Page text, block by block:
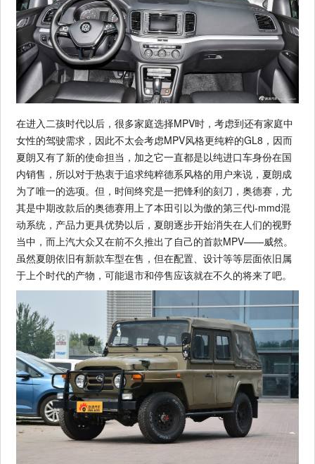
在进入二孩时代以后，很多家庭选择MPV时，考虑到还有家庭中
女性的驾驶需求，因此不太会考虑MPV风格更纯粹的GL8，因而
夏朗又有了新的使命担当，加之它一直都是以纯进口车身份在国
内销售，所以对于热衷于追求纯粹德系风格的用户来说，夏朗成
为了唯一的选项。但，时间终究是一把锋利的刻刀，奥德赛，尤
其是中期改款后的奥德赛用上了本田引以为傲的第三代i-mmd混
动系统，产品力更具优势以后，夏朗逐步开始消失在人们的视野
当中，而上汽大众又在前不久推出了自己的首款MPV——威然。
虽然夏朗依旧有新款车型在售，但在配置、设计等等层面依旧属
于上个时代的产物，可能退市和停售应该就在不久的将来了吧。